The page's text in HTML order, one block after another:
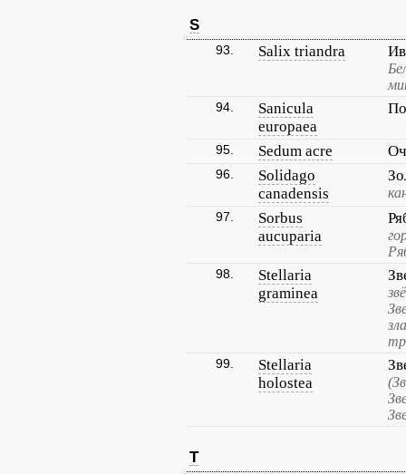
S
93. Salix triandra
94.
Sanicula
europaea
95. Sedum acre
96.
Solidago
canadensis
97.
Sorbus
aucuparia
98.
Stellaria
graminea
99.
Stellaria
holostea
T